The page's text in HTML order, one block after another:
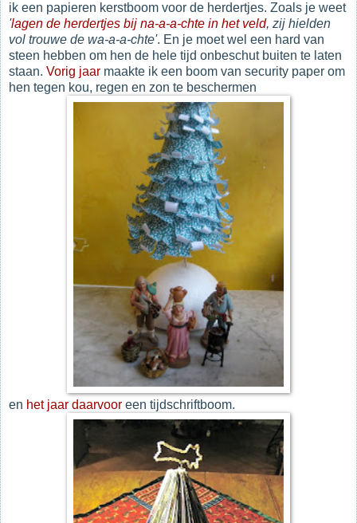
ik een papieren kerstboom voor de herdertjes. Zoals je weet
'lagen de herdertjes bij na-a-a-chte in het veld, zij hielden
vol trouwe de wa-a-a-chte'. En je moet wel een hard van
steen hebben om hen de hele tijd onbeschut buiten te laten
staan. Vorig jaar maakte ik een boom van security paper om
hen tegen kou, regen en zon te beschermen
en het jaar daarvoor een tijdschriftboom.